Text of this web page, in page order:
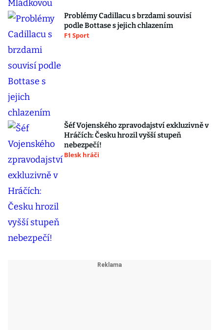
Problémy Cadillacu s brzdami souvisí
podle Bottase s jejich chlazením
F1 Sport
Šéf Vojenského zpravodajství exkluzivně v
Hráčích: Česku hrozil vyšší stupeň
nebezpečí!
Blesk hráči